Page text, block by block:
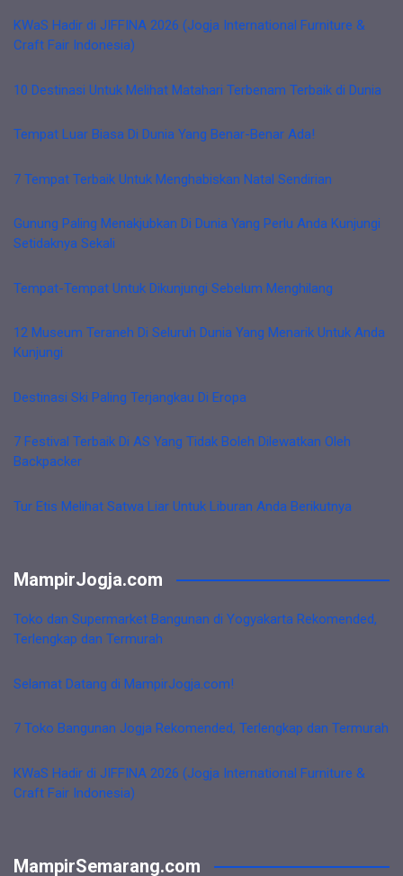
KWaS Hadir di JIFFINA 2026 (Jogja International Furniture &
Craft Fair Indonesia)
10 Destinasi Untuk Melihat Matahari Terbenam Terbaik di Dunia
Tempat Luar Biasa Di Dunia Yang Benar-Benar Ada!
7 Tempat Terbaik Untuk Menghabiskan Natal Sendirian
Gunung Paling Menakjubkan Di Dunia Yang Perlu Anda Kunjungi
Setidaknya Sekali
Tempat-Tempat Untuk Dikunjungi Sebelum Menghilang
12 Museum Teraneh Di Seluruh Dunia Yang Menarik Untuk Anda
Kunjungi
Destinasi Ski Paling Terjangkau Di Eropa
7 Festival Terbaik Di AS Yang Tidak Boleh Dilewatkan Oleh
Backpacker
Tur Etis Melihat Satwa Liar Untuk Liburan Anda Berikutnya
MampirJogja.com
Toko dan Supermarket Bangunan di Yogyakarta Rekomended,
Terlengkap dan Termurah
Selamat Datang di MampirJogja.com!
7 Toko Bangunan Jogja Rekomended, Terlengkap dan Termurah
KWaS Hadir di JIFFINA 2026 (Jogja International Furniture &
Craft Fair Indonesia)
MampirSemarang.com